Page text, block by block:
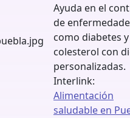
Ayuda en el
de
como diabetes y
colesterol con
personalizadas.
Interlink:
Alimentación
saludable en